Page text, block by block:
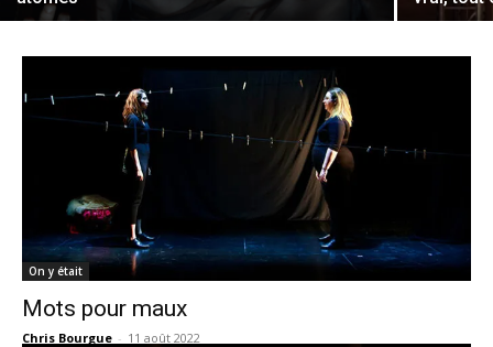
On y était
Mots pour maux
Chris Bourgue - 11 août 2022